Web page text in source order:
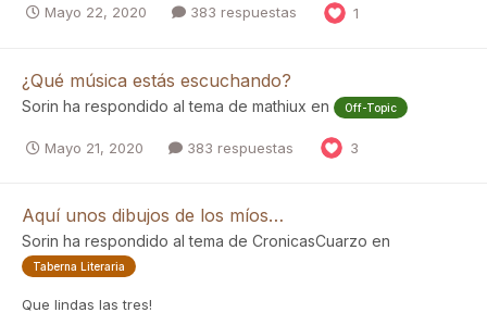
Mayo 22, 2020 383 respuestas 1
¿Qué música estás escuchando?
Sorin ha respondido al tema de mathiux en Off-Topic
Mayo 21, 2020 383 respuestas 3
Aquí unos dibujos de los míos…
Sorin ha respondido al tema de CronicasCuarzo en
Taberna Literaria
Que lindas las tres!